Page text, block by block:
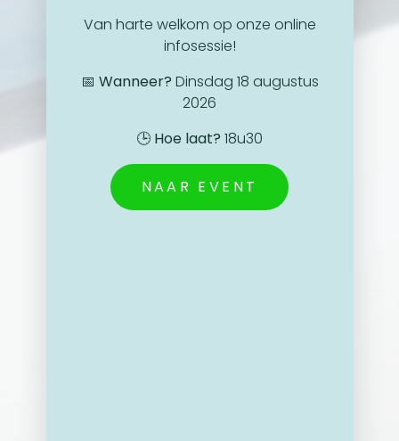
Van harte welkom op onze online
infosessie!
📅 Wanneer? Dinsdag 18 augustus
2026
🕒 Hoe laat? 18u30
NAAR EVENT